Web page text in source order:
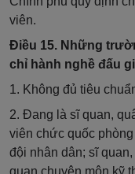
viên.
Điều 15. Những
chỉ hành nghề đấu
1. Không đủ tiêu
2. Đang là sĩ quan,
viên chức quốc
đội nhân dân; sĩ
quan chuyên môn kỹ